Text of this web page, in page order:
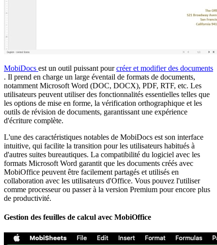
MobiDocs est un outil puissant pourcréer et modifier des documents
. Il prend en charge un large éventail de formats de documents,
notamment Microsoft Word (DOC, DOCX), PDF, RTF, etc. Les
utilisateurs peuvent utiliser des fonctionnalités essentielles telles que
les options de mise en forme, la vérification orthographique et les
outils de révision de documents, garantissant une expérience
d'écriture complète.
L'une des caractéristiques notables de MobiDocs est son interface
intuitive, qui facilite la transition pour les utilisateurs habitués à
d'autres suites bureautiques. La compatibilité du logiciel avec les
formats Microsoft Word garantit que les documents créés avec
MobiOffice peuvent être facilement partagés et utilisés en
collaboration avec les utilisateurs d'Office. Vous pouvez l'utiliser
comme processeur ou passer à la version Premium pour encore plus
de productivité.
Gestion des feuilles de calcul avec MobiOffice